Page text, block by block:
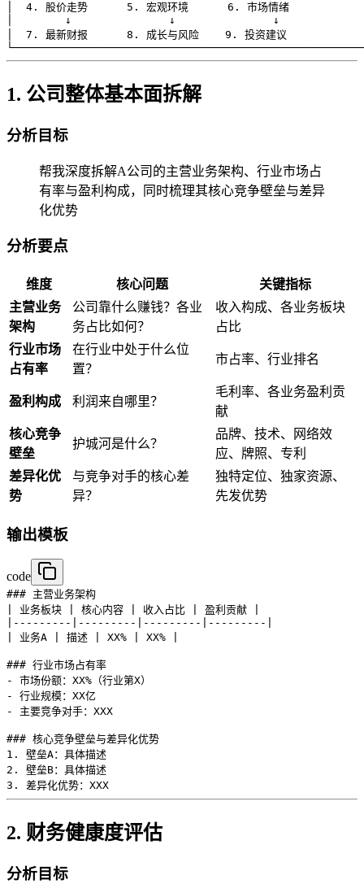
│  4. 股价走势      5. 宏观环境      6. 市场情绪
│        ↓               ↓               ↓
│  7. 最新财报      8. 成长与风险    9. 投资建议
1. 公司整体基本面拆解
分析目标
帮我深度拆解A公司的主营业务架构、行业市场占
有率与盈利构成，同时梳理其核心竞争壁垒与差异
化优势
分析要点
维度 核心问题
关键指标
主营业务
架构
公司靠什么赚钱？各业
务占比如何？
收入构成、各业务板块
占比
行业市场
占有率
在行业中处于什么位
置？
市占率、行业排名
盈利构成 利润来自哪里？
毛利率、各业务盈利贡
献
核心竞争
壁垒
护城河是什么？
品牌、技术、网络效
应、牌照、专利
差异化优
势
与竞争对手的核心差
异？
独特定位、独家资源、
先发优势
输出模板
code
### 主营业务架构
| 业务板块 | 核心内容 | 收入占比 | 盈利贡献 |
|---------|---------|---------|---------|
| 业务A | 描述 | XX% | XX% |
### 行业市场占有率
- 市场份额：XX%（行业第X）
- 行业规模：XX亿
- 主要竞争对手：XXX
### 核心竞争壁垒与差异化优势
1. 壁垒A：具体描述
2. 壁垒B：具体描述
2. 财务健康度评估
分析目标